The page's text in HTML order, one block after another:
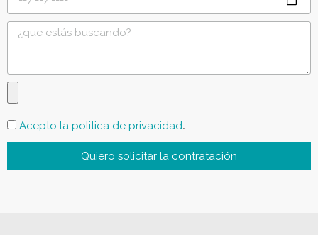
Acepto la politica de privacidad.
Quiero solicitar la contratación